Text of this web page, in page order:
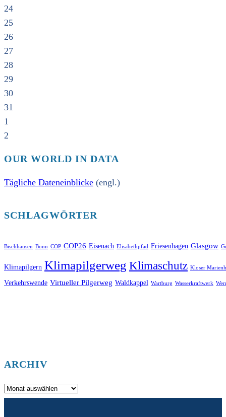
24
25
26
27
28
29
30
31
1
2
OUR WORLD IN DATA
Tägliche Dateneinblicke (engl.)
SCHLAGWÖRTER
Bischhausen Bonn COP COP26 Eisenach Elisabethpfad Friesenhagen Glasgow
Klimapilgern Klimapilgerweg Klimaschutz Kloser
Verkehrswende Virtueller Pilgerweg Waldkappel Wartburg Wasserkraftwerk
ARCHIV
Archiv